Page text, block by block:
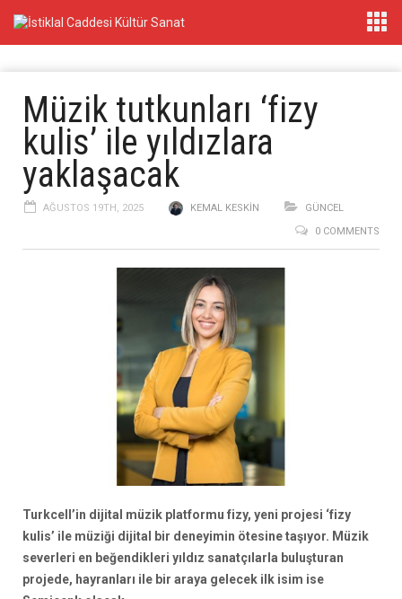
Müzik tutkunları ‘fizy
kulis’ ile yıldızlara
yaklaşacak
AĞUSTOS 19TH, 2025 KEMAL KESKIN
GÜNCEL
0 COMMENTS
Turkcell’in dijital müzik platformu fizy, yeni projesi ‘fizy
kulis’ ile müziği dijital bir deneyimin ötesine taşıyor. Müzik
severleri en beğendikleri yıldız sanatçılarla buluşturan
projede, hayranları ile bir araya gelecek ilk isim ise